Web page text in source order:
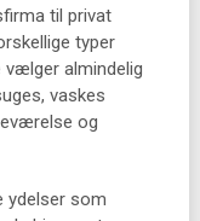
til privat
typer
vælger almindelig
vaskes
og
ydelser som